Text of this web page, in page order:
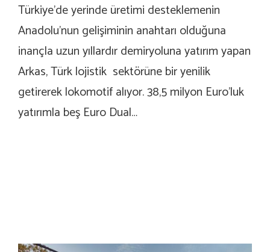
Türkiye’de yerinde üretimi desteklemenin
Anadolu’nun gelişiminin anahtarı olduğuna
inançla uzun yıllardır demiryoluna yatırım yapan
Arkas, Türk lojistik sektörüne bir yenilik
getirerek lokomotif alıyor. 38,5 milyon Euro’luk
yatırımla beş Euro Dual…